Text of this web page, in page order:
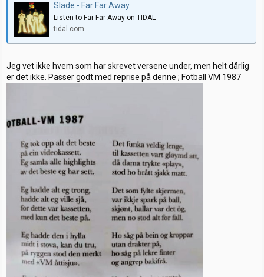
Slade - Far Far Away
Listen to Far Far Away on TIDAL
tidal.com
Jeg vet ikke hvem som har skrevet versene under, men helt dårlig
er det ikke. Passer godt med reprise på denne ; Fotball VM 1987